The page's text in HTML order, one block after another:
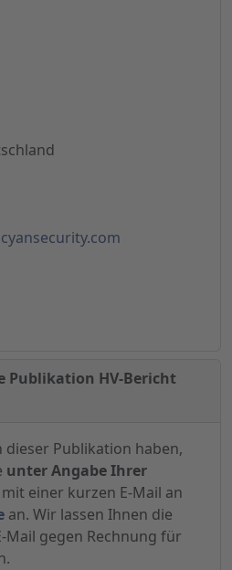
Publikation HV-Bericht
dieser Publikation haben,
unter Angabe Ihrer
mit einer kurzen E-Mail an
an. Wir lassen Ihnen die
Mail gegen Rechnung für